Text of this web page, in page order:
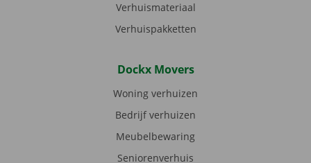
Verhuismateriaal
Verhuispakketten
Dockx Movers
Woning verhuizen
Bedrijf verhuizen
Meubelbewaring
Seniorenverhuis